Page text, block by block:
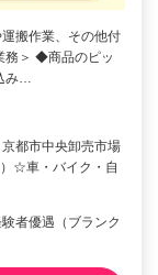
搬作業、その他付
務＞ ◆商品のピッ
み…
都市中央卸売市場
☆車・バイク・自
者優遇（ブランク